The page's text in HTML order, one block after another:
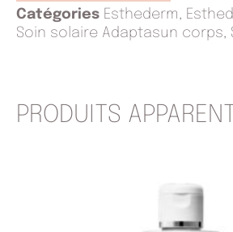
Soin
Hydratante
Catégories Esthederm,
Soin solaire Adaptasun corps,
PRODUITS